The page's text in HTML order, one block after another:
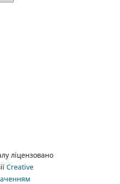
ліцензовано
Creative